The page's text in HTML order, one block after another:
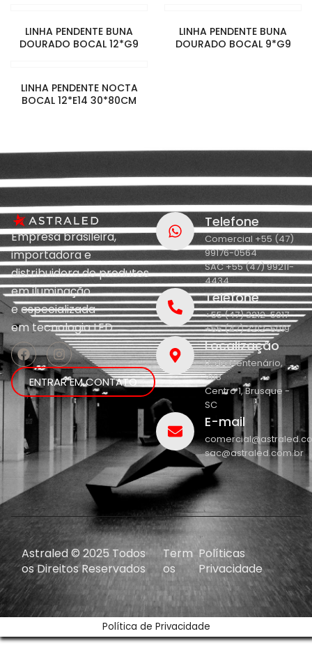
LINHA PENDENTE BUNA
DOURADO BOCAL 12*G9
LINHA PENDENTE BUNA
DOURADO BOCAL 9*G9
LINHA PENDENTE NOCTA
BOCAL 12*E14 30*80CM
Empresa brasileira,
importadora e
distribuidora de produtos
em iluminação
eespecializada
emtecnologia LED.
ENTRAR EM CONTATO
Telefone
Comercial +55 (47)
99176-0564
SAC +55 (47) 99211-
4434
Telefone
+55 (47) 3212-5017
+55 (47) 3212-5019
Localização
R. do Centenário,
208
Centro 1, Brusque -
SC
E-mail
sac@astraled.com.br
Astraled © 2025 Todos
os Direitos Reservados
Term
os
Políticas
Privacidade
Política de Privacidade